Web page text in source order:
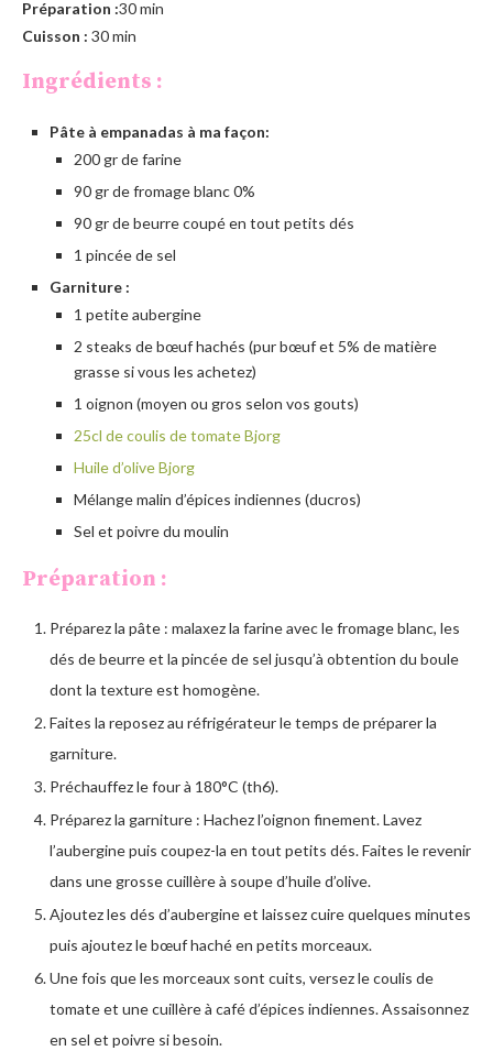
Préparation :30 min
Cuisson : 30 min
Ingrédients :
Pâte à empanadas à ma façon:
200 gr de farine
90 gr de fromage blanc 0%
90 gr de beurre coupé en tout petits dés
1 pincée de sel
Garniture :
1 petite aubergine
2 steaks de bœuf hachés (pur bœuf et 5% de matière
grasse si vous les achetez)
1 oignon (moyen ou gros selon vos gouts)
25cl de coulis de tomate Bjorg
Huile d’olive Bjorg
Mélange malin d’épices indiennes (ducros)
Sel et poivre du moulin
Préparation :
Préparez la pâte : malaxez la farine avec le fromage blanc, les
dés de beurre et la pincée de sel jusqu’à obtention du boule
dont la texture est homogène.
Faites la reposez au réfrigérateur le temps de préparer la
garniture.
Préchauffez le four à 180°C (th6).
Préparez la garniture : Hachez l’oignon finement. Lavez
l’aubergine puis coupez-la en tout petits dés. Faites le revenir
dans une grosse cuillère à soupe d’huile d’olive.
Ajoutez les dés d’aubergine et laissez cuire quelques minutes
puis ajoutez le bœuf haché en petits morceaux.
Une fois que les morceaux sont cuits, versez le coulis de
tomate et une cuillère à café d’épices indiennes. Assaisonnez
en sel et poivre si besoin.